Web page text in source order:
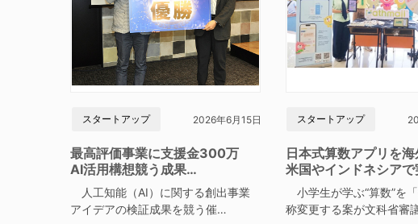
スタートアップ 2026年6月15日
最高評価事業に支援金300万
AI活用構想競う成果…
人工知能（AI）に関する創出事業
アイデアの検証成果を競う催…
スタートアップ
日本式算数アプリを
米国やインドネシア
小学生が学ぶ“算数”を
称変更する案が文科省審